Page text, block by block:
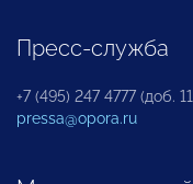
Пресс-служба
+7 (495) 247 4777 (доб.
pressa@opora.ru